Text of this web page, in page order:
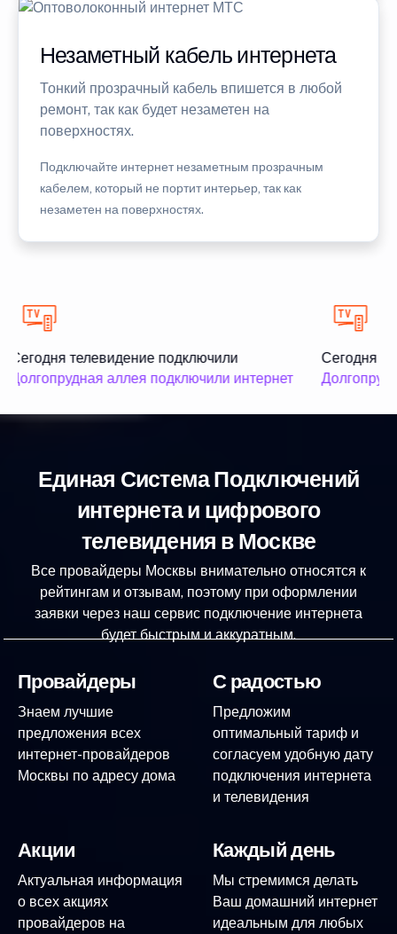
Незаметный кабель интернета
Тонкий прозрачный кабель впишется в любой
ремонт, так как будет незаметен на
поверхностях.
Подключайте интернет незаметным прозрачным
кабелем, который не портит интерьер, так как
незаметен на поверхностях.
Сегодня телевидение подключили
Долгопрудная аллея подключили интернет
Сегодня
Единая Система Подключений
интернета и цифрового
телевидения в Москве
Все провайдеры Москвы внимательно относятся к
рейтингам и отзывам, поэтому при оформлении
заявки через наш сервис подключение интернета
будет быстрым и аккуратным.
Провайдеры
Знаем лучшие
предложения всех
интернет-провайдеров
Москвы по адресу дома
С радостью
Предложим
оптимальный тариф и
согласуем удобную дату
подключения интернета
и телевидения
Акции
Актуальная информация
о всех акциях
провайдеров на
Каждый день
Мы стремимся делать
Ваш домашний интернет
идеальным для любых